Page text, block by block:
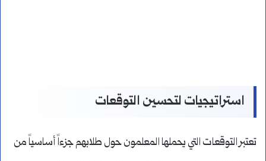
استراتيجيات لتحسين التوقعات
تعتبر التوقعات التي يحملها المعلمون حول طلابهم جزءاً أساسياً من